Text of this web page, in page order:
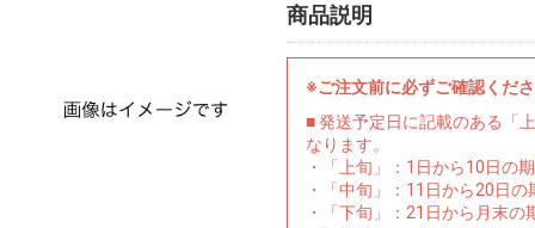
商品説明
※ご注文前に必ずご確認くだ
■ 発送予定日に記載のある「
なります。
・「上旬」：1日から10日の
・「中旬」：11日から20日
・「下旬」：21日から月末の